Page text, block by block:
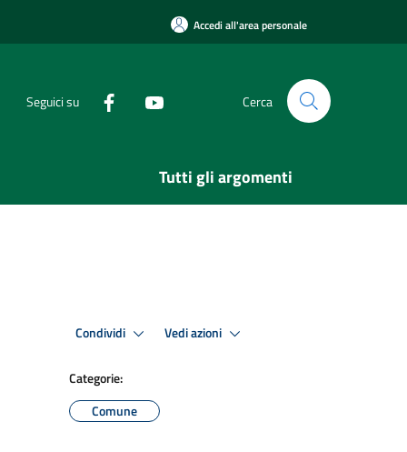
Accedi all'area personale
Seguici su Cerca
Tutti gli argomenti
Condividi Vedi azioni
Categorie:
Comune